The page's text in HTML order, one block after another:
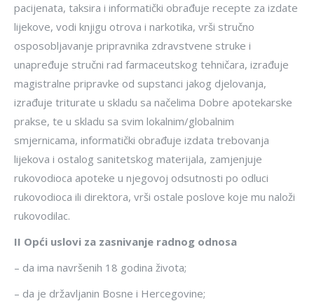
pacijenata, taksira i informatički obrađuje recepte za izdate
lijekove, vodi knjigu otrova i narkotika, vrši stručno
osposobljavanje pripravnika zdravstvene struke i
unapređuje stručni rad farmaceutskog tehničara, izrađuje
magistralne pripravke od supstanci jakog djelovanja,
izrađuje triturate u skladu sa načelima Dobre apotekarske
prakse, te u skladu sa svim lokalnim/globalnim
smjernicama, informatički obrađuje izdata trebovanja
lijekova i ostalog sanitetskog materijala, zamjenjuje
rukovodioca apoteke u njegovoj odsutnosti po odluci
rukovodioca ili direktora, vrši ostale poslove koje mu naloži
rukovodilac.
II Opći uslovi za zasnivanje radnog odnosa
– da ima navršenih 18 godina života;
– da je državljanin Bosne i Hercegovine;